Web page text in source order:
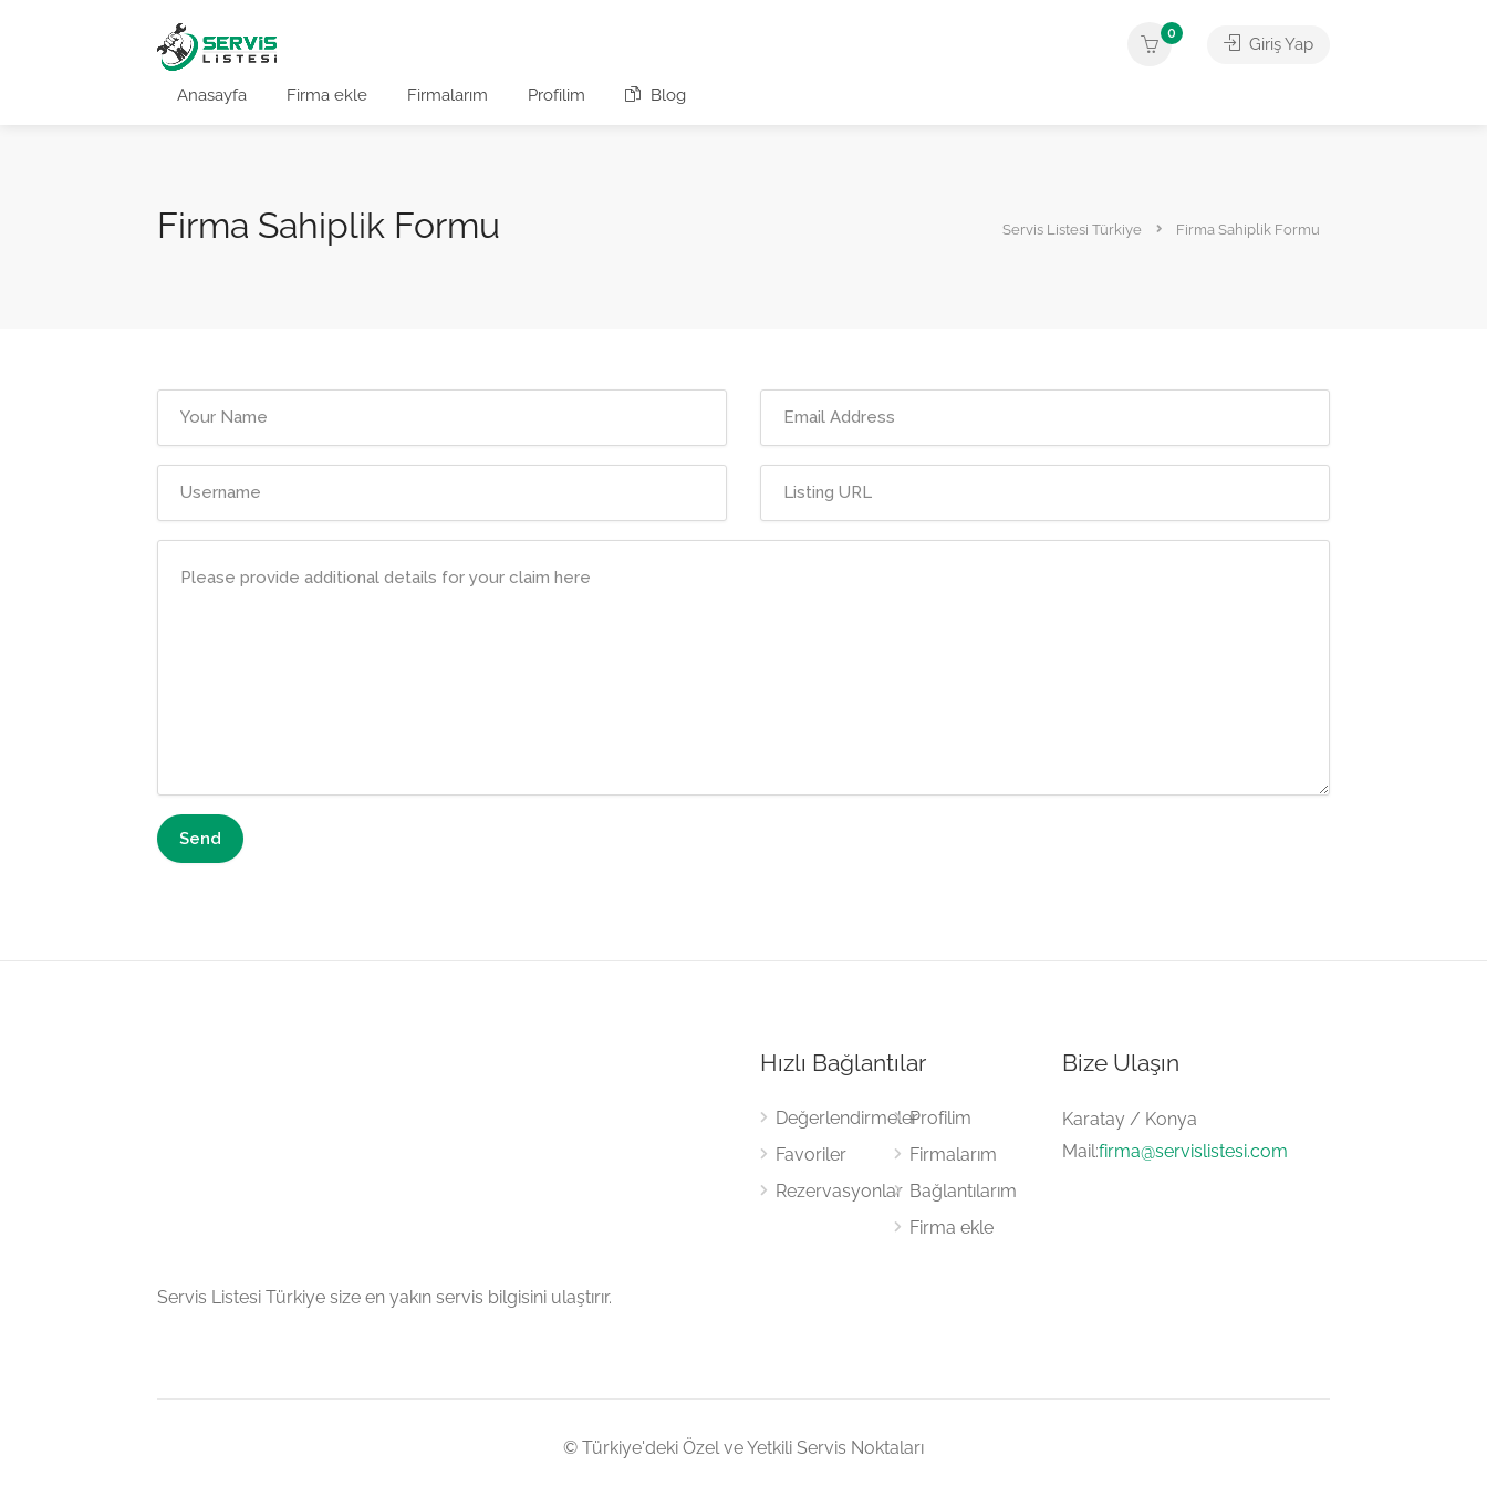
Anasayfa Firma ekle Firmalarım Profilim Blog
0
Giriş Yap
Firma Sahiplik Formu Servis Listesi Türkiye Firma Sahiplik Formu
Servis Listesi Türkiye size en yakın servis bilgisini ulaştırır.
Hızlı Bağlantılar
Değerlendirmeler
Favoriler
Rezervasyonlar
Profilim
Firmalarım
Bağlantılarım
Firma ekle
Bize Ulaşın
Karatay / Konya
Mail:firma@servislistesi.com
© Türkiye'deki Özel ve Yetkili Servis Noktaları